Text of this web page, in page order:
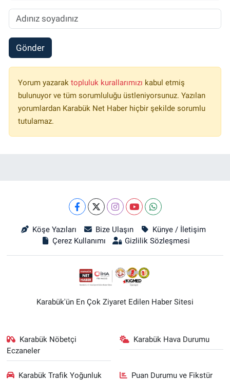
Gönder
Yorum yazarak topluluk kurallarımızı kabul etmiş
bulunuyor ve tüm sorumluluğu üstleniyorsunuz. Yazılan
yorumlardan Karabük Net Haber hiçbir şekilde sorumlu
tutulamaz.
Köşe Yazıları Bize Ulaşın
Künye / İletişim
Çerez Kullanımı
Gizlilik Sözleşmesi
Karabük'ün En Çok Ziyaret Edilen Haber Sitesi
Karabük Nöbetçi
Eczaneler
Karabük Hava Durumu
Karabük Trafik Yoğunluk
Puan Durumu ve Fikstür